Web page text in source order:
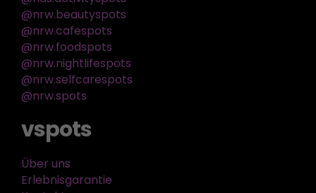
@nrw.beautyspots
@nrw.cafespots
@nrw.foodspots
@nrw.nightlifespots
@nrw.selfcarespots
@nrw.spots
vspots
Über uns
Erlebnisgarantie